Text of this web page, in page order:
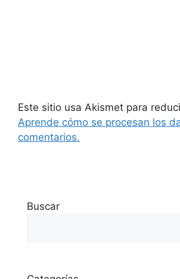
Este sitio usa Akismet para
Aprende cómo se procesan los
comentarios.
Buscar